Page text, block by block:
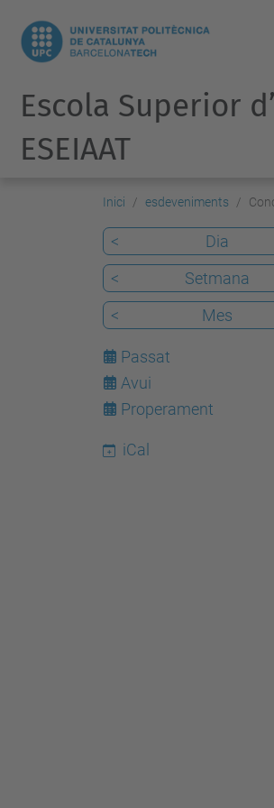
Escola Superior d’
ESEIAAT
Inici esdeveniments
< Dia
<
Setmana
<
Mes
Passat
8
Avui
Properament
iCal